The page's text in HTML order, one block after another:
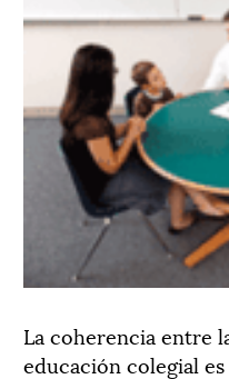
La coherencia entre
educación colegial